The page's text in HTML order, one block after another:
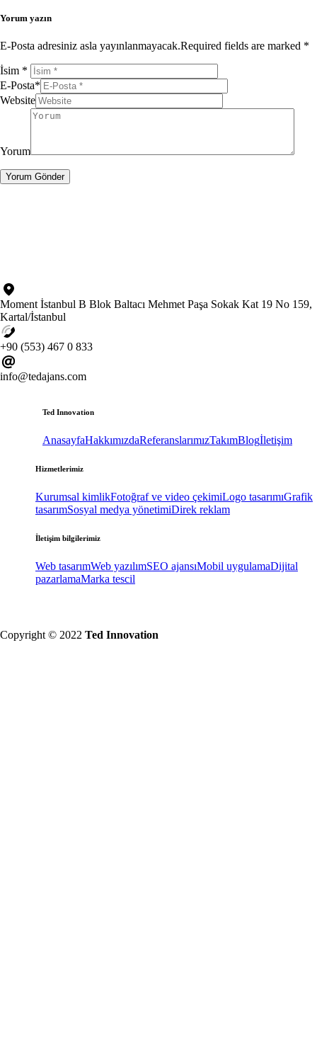
Yorum yazın
E-Posta adresiniz asla yayınlanmayacak.Required fields are marked *
İsim *
E-Posta*
Website
Yorum
Moment İstanbul B Blok Baltacı Mehmet Paşa Sokak Kat 19 No 159,
Kartal/İstanbul
+90 (553) 467 0 833
info@tedajans.com
Ted Innovation
AnasayfaHakkımızdaReferanslarımızTakımBlogİletişim
Hizmetlerimiz
Kurumsal kimlikFotoğraf ve video çekimiLogo tasarımıGrafik
tasarımSosyal medya yönetimiDirek reklam
İletişim bilgilerimiz
Web tasarımWeb yazılımSEO ajansıMobil uygulamaDijital
pazarlamaMarka tescil
Copyright © 2022 Ted Innovation